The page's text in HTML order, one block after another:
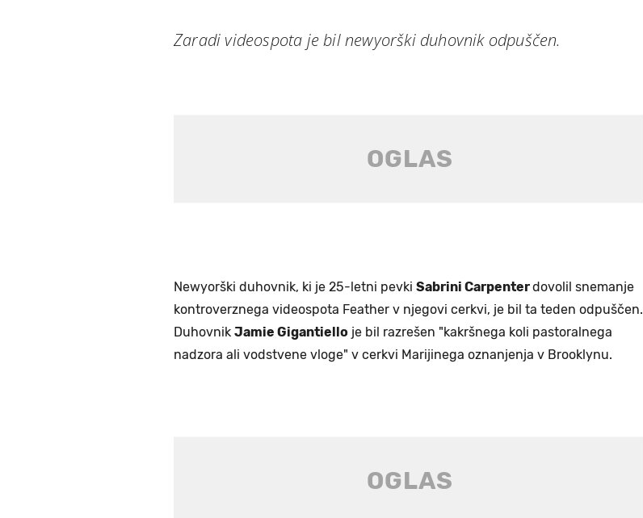
Zaradi videospota je bil newyorški duhovnik odpuščen.
Newyorški duhovnik, ki je 25-letni pevki Sabrini Carpenterdovolil snemanje
kontroverznega videospota Feather v njegovi cerkvi, je bil ta teden odpuščen.
Duhovnik Jamie Gigantiello je bil razrešen "kakršnega koli pastoralnega
nadzora ali vodstvene vloge" v cerkvi Marijinega oznanjenja v Brooklynu.